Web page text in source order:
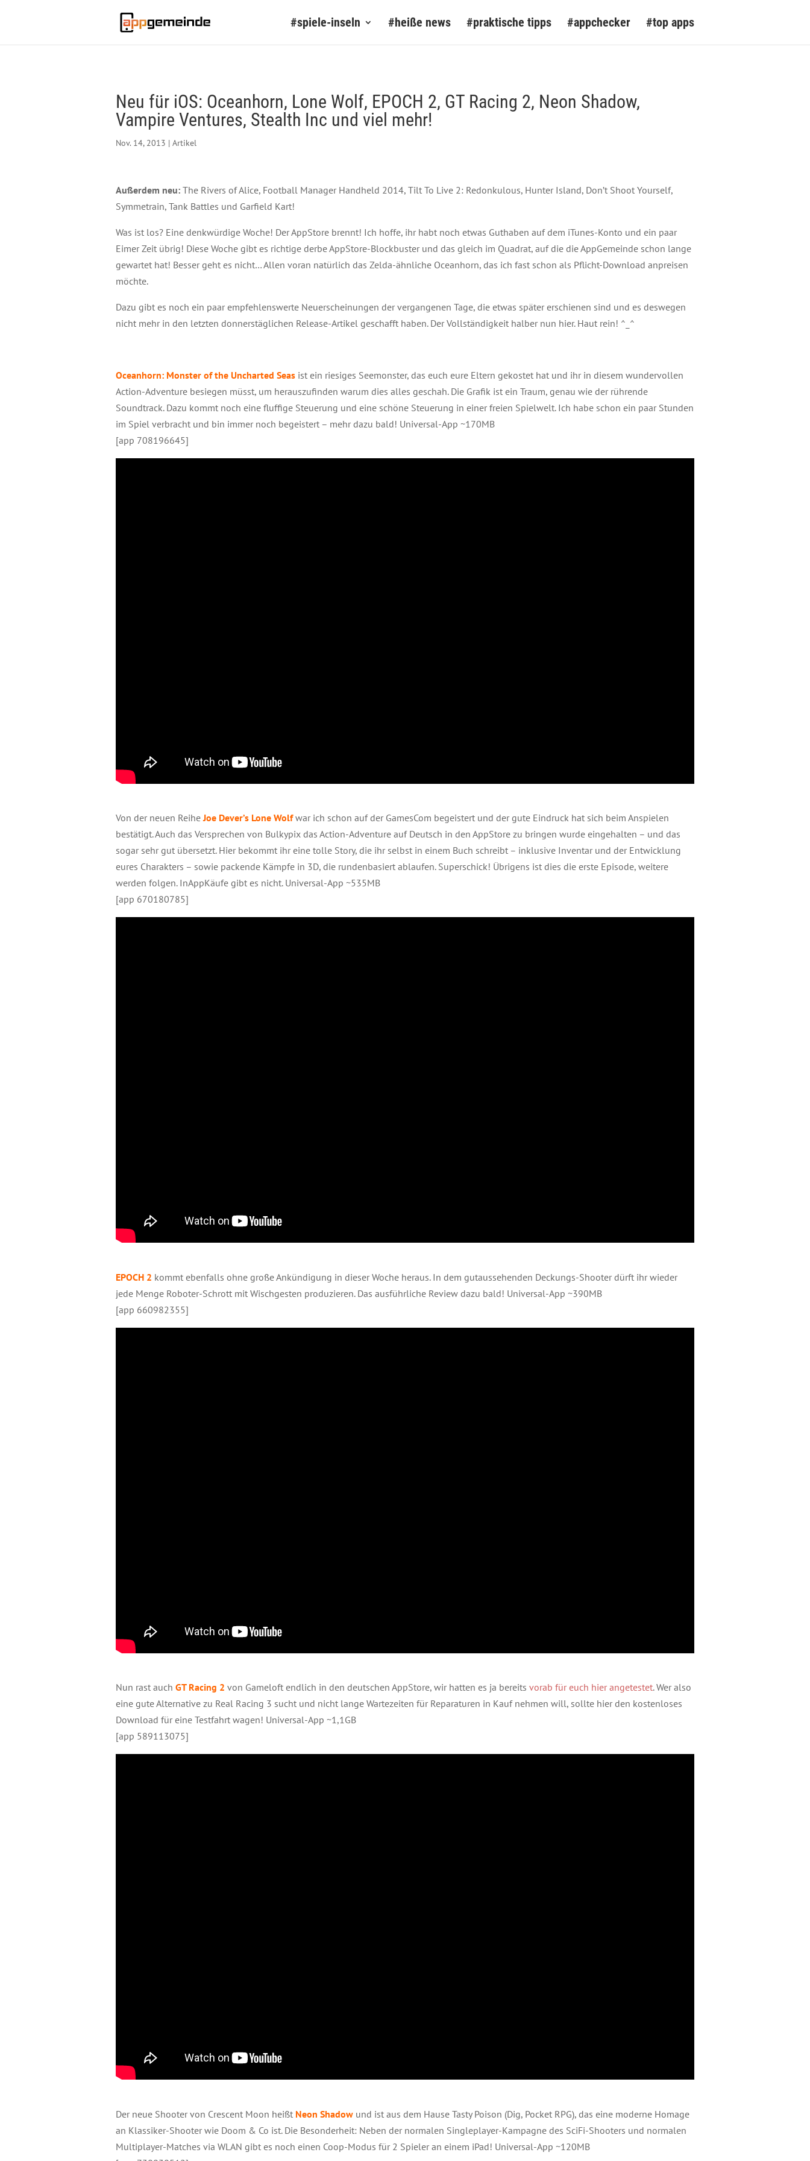
#spiele-inseln #heiße news #praktische tipps #appchecker #top apps
Neu für iOS: Oceanhorn, Lone Wolf, EPOCH 2, GT Racing 2, Neon Shadow,
Vampire Ventures, Stealth Inc und viel mehr!
Nov. 14, 2013 | Artikel
Außerdem neu: The Rivers of Alice, Football Manager Handheld 2014, Tilt To Live 2: Redonkulous, Hunter Island, Don’t Shoot Yourself,
Symmetrain, Tank Battles und Garfield Kart!
Was ist los? Eine denkwürdige Woche! Der AppStore brennt! Ich hoffe, ihr habt noch etwas Guthaben auf dem iTunes-Konto und ein paar
Eimer Zeit übrig! Diese Woche gibt es richtige derbe AppStore-Blockbuster und das gleich im Quadrat, auf die die AppGemeinde schon lange
gewartet hat! Besser geht es nicht… Allen voran natürlich das Zelda-ähnliche Oceanhorn, das ich fast schon als Pflicht-Download anpreisen
möchte.
Dazu gibt es noch ein paar empfehlenswerte Neuerscheinungen der vergangenen Tage, die etwas später erschienen sind und es deswegen
nicht mehr in den letzten donnerstäglichen Release-Artikel geschafft haben. Der Vollständigkeit halber nun hier. Haut rein! ^_^
Oceanhorn: Monster of the Uncharted Seas ist ein riesiges Seemonster, das euch eure Eltern gekostet hat und ihr in diesem wundervollen
Action-Adventure besiegen müsst, um herauszufinden warum dies alles geschah. Die Grafik ist ein Traum, genau wie der rührende
Soundtrack. Dazu kommt noch eine fluffige Steuerung und eine schöne Steuerung in einer freien Spielwelt. Ich habe schon ein paar Stunden
im Spiel verbracht und bin immer noch begeistert – mehr dazu bald! Universal-App ~170MB
[app 708196645]
Von der neuen ReiheJoe Dever’s Lone Wolf war ich schon auf der GamesCom begeistert und der gute Eindruck hat sich beim Anspielen
bestätigt. Auch das Versprechen von Bulkypix das Action-Adventure auf Deutsch in den AppStore zu bringen wurde eingehalten – und das
sogar sehr gut übersetzt. Hier bekommt ihr eine tolle Story, die ihr selbst in einem Buch schreibt – inklusive Inventar und der Entwicklung
eures Charakters – sowie packende Kämpfe in 3D, die rundenbasiert ablaufen. Superschick! Übrigens ist dies die erste Episode, weitere
werden folgen. InAppKäufe gibt es nicht. Universal-App ~535MB
[app 670180785]
EPOCH 2 kommt ebenfalls ohne große Ankündigung in dieser Woche heraus. In dem gutaussehenden Deckungs-Shooter dürft ihr wieder
jede Menge Roboter-Schrott mit Wischgesten produzieren. Das ausführliche Review dazu bald! Universal-App ~390MB
[app 660982355]
Nun rast auch GT Racing 2 von Gameloft endlich in den deutschen AppStore, wir hatten es ja bereits vorab für euch hier angetestet. Wer also
eine gute Alternative zu Real Racing 3 sucht und nicht lange Wartezeiten für Reparaturen in Kauf nehmen will, sollte hier den kostenloses
Download für eine Testfahrt wagen! Universal-App ~1,1GB
[app 589113075]
Der neue Shooter von Crescent Moon heißt Neon Shadow und ist aus dem Hause Tasty Poison (Dig, Pocket RPG), das eine moderne Homage
an Klassiker-Shooter wie Doom & Co ist. Die Besonderheit: Neben der normalen Singleplayer-Kampagne des SciFi-Shooters und normalen
Multiplayer-Matches via WLAN gibt es noch einen Coop-Modus für 2 Spieler an einem iPad! Universal-App ~120MB